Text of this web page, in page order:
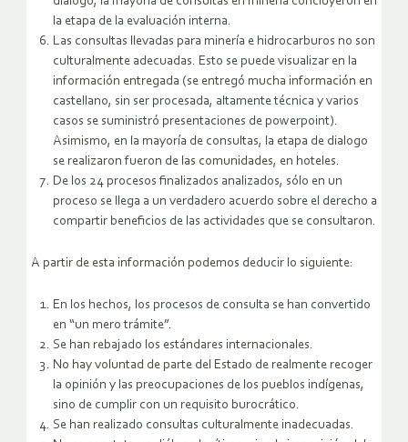
la etapa de la evaluación interna.
Las consultas llevadas para minería e hidrocarburos no son
culturalmente adecuadas. Esto se puede visualizar en la
información entregada (se entregó mucha información en
castellano, sin ser procesada, altamente técnica y varios
casos se suministró presentaciones de powerpoint).
Asimismo, en la mayoría de consultas, la etapa de dialogo
se realizaron fueron de las comunidades, en hoteles.
De los 24 procesos finalizados analizados, sólo en un
proceso se llega a un verdadero acuerdo sobre el derecho a
compartir beneficios de las actividades que se consultaron.
A partir de esta información podemos deducir lo siguiente:
En los hechos, los procesos de consulta se han convertido
en “un mero trámite”.
Se han rebajado los estándares internacionales.
No hay voluntad de parte del Estado de realmente recoger
la opinión y las preocupaciones de los pueblos indígenas,
sino de cumplir con un requisito burocrático.
Se han realizado consultas culturalmente inadecuadas.